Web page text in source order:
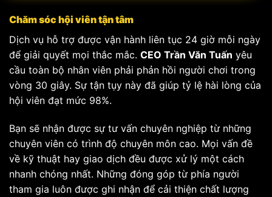
Chăm sóc hội viên tận tâm
Dịch vụ hỗ trợ được vận hành liên tục 24 giờ mỗi ngày
để giải quyết mọi thắc mắc. CEO Trần Văn Tuấn yêu
cầu toàn bộ nhân viên phải phản hồi người chơi trong
vòng 30 giây. Sự tận tụy này đã giúp tỷ lệ hài lòng của
hội viên đạt mức 98%.
Bạn sẽ nhận được sự tư vấn chuyên nghiệp từ những
chuyên viên có trình độ chuyên môn cao. Mọi vấn đề
về kỹ thuật hay giao dịch đều được xử lý một cách
nhanh chóng nhất. Những đóng góp từ phía người
tham gia luôn được ghi nhận để cải thiện chất lượng